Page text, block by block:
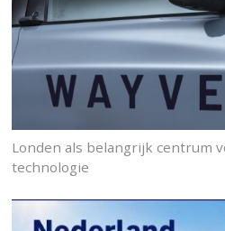
Londen als belangrijk centrum
technologie